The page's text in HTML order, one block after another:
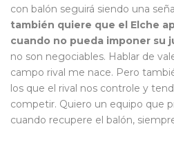
con balón seguirá siendo una
también quiere que el Elche
cuando no pueda imponer su
no son negociables. Hablar de
campo rival me nace. Pero
los que el rival nos controle y
competir. Quiero un equipo que
cuando recupere el balón,